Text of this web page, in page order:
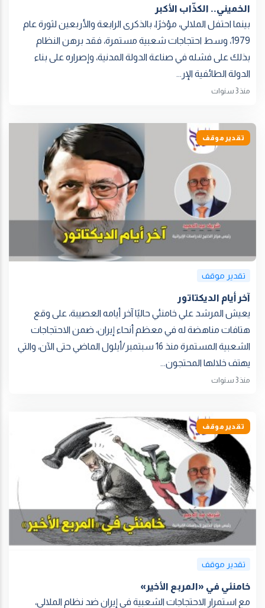
الخميني.. الكذّاب الأكبر
بينما احتفل الملالي، مؤخرًا، بالذكرى الرابعة والأربعين لثورة عام
1979، وسط احتجاجات شعبية مستمرة، فقد برهن النظام
بذلك على فشله في صناعة الدولة المدنية، وإصراره على بناء
الدولة الطائفية الإر...
منذ 3 سنوات
تقدير موقف
تقدير موقف
آخر أيام الديكتاتور
يعيش المرشد علي خامنئي حاليًا آخر أيامه العصيبة، على وقع
هتافات مناهضة له في معظم أنحاء إيران، ضمن الاحتجاجات
الشعبية المستمرة منذ 16 سبتمبر/أيلول الماضي حتى الآن، والتي
يهتف خلالها المحتجون...
منذ 3 سنوات
تقدير موقف
تقدير موقف
خامنئي في «المربع الأخير»
مع استمرار الاحتجاجات الشعبية في إيران ضد نظام الملالي،